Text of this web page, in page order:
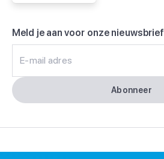
Meld je aan voor onze nieuwsbrief
E-mail adres
Abonneer